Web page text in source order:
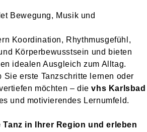
Bewegung, Musik und
Koordination, Rhythmusgefühl,
Körperbewusstsein und bieten
idealen Ausgleich zum Alltag.
Sie erste Tanzschritte lernen oder
möchten – die vhs Karlsbad
und motivierendes Lernumfeld.
Tanz in Ihrer Region und erleben